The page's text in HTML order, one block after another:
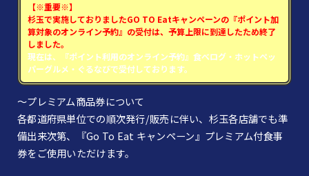
【※重要※】
杉玉で実施しておりましたGO TO Eatキャンペーンの『ポイント加
算対象のオンライン予約』の受付は、予算上限に到達したため終了
しました。
現在は、『ポイント利用のオンライン予約』食べログ・ホットペッ
パーグルメ・ぐるなびで受付しております。
～プレミアム商品券について
各都道府県単位での順次発行/販売に伴い、杉玉各店舗でも準
備出来次第、『Go To Eat キャンペーン』プレミアム付食事
券をご使用いただけます。